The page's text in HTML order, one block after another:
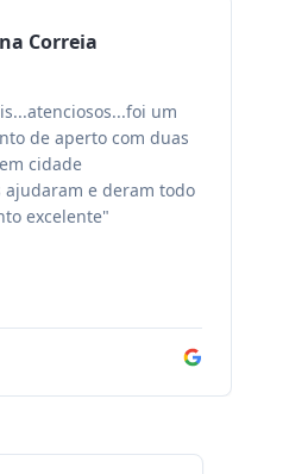
Correia
um
de aperto com duas
cidade
e deram todo
excelente"